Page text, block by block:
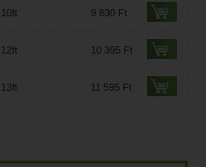
10ft 9 830 Ft
12ft 10 395 Ft
13ft 11 595 Ft